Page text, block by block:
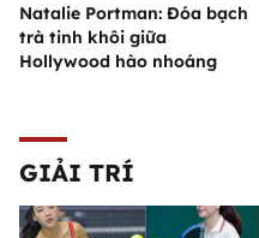
Natalie Portman: Đóa bạch
trà tinh khôi giữa
Hollywood hào nhoáng
GIẢI TRÍ